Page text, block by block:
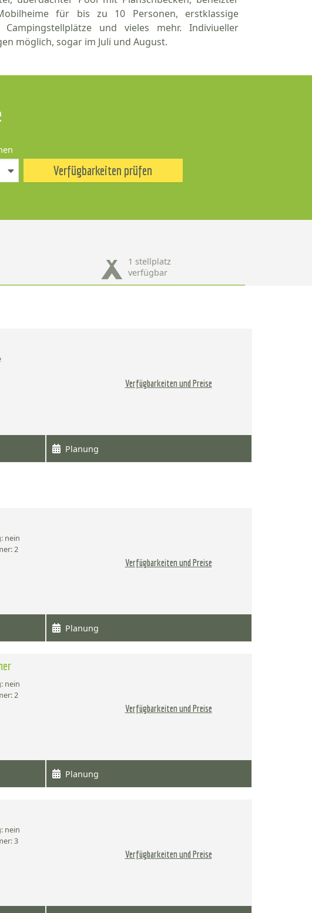
für bis zu 10 Personen, erstklassige
und vieles mehr. Indiviueller
möglich, sogar im Juli und August.
Verfügbarkeiten prüfen
1 stellplatz
verfügbar
Verfügbarkeiten und Preise
Planung
nein
2
Verfügbarkeiten und Preise
Planung
nein
2
Verfügbarkeiten und Preise
Planung
nein
3
Verfügbarkeiten und Preise